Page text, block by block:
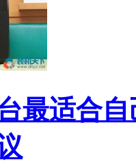
最适合